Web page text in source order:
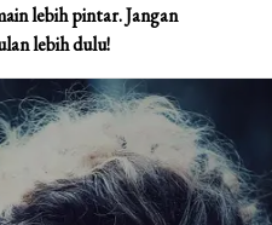
lebih pintar. Jangan
lebih dulu!